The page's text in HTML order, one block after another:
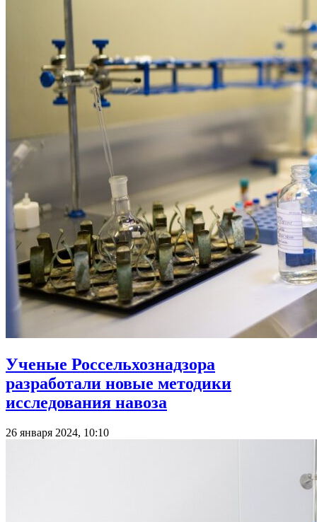
Ученые Россельхознадзора
разработали новые методики
исследования навоза
26 января 2024, 10:10